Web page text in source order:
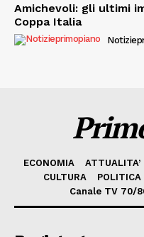
Amichevoli: gli ultimi
Coppa Italia
ECONOMIA ATTUALITA’
CULTURA
POLITICA
Canale TV 70/